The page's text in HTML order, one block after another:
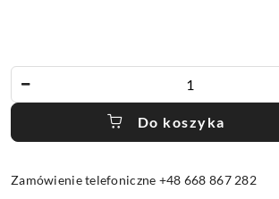
Do koszyka
Zamówienie telefoniczne +48 668 867 282